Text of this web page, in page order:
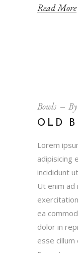
Read More
Bowls By
OLD
Lorem
adipisicing
incididunt
Ut enim ad
ea
dolor in
esse